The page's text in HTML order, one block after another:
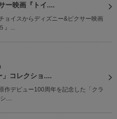
ー映画『トイ....
ョイスからディズニー&ピクサー映画
』...
」コレクショ....
作デビュー100周年を記念した「クラ
....